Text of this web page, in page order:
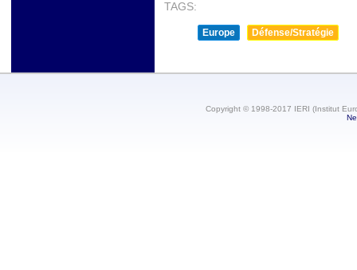
TAGS:
Europe Défense/Stratégie
Copyright © 1998-2017 IERI (Institut